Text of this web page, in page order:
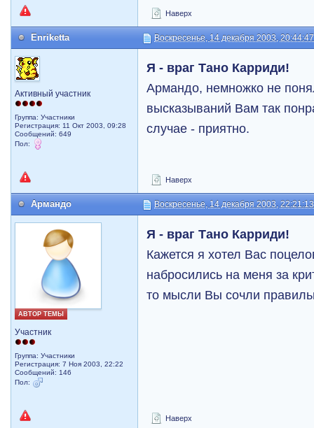
Наверх
Enriketta Воскресенье, 14 декабря 2003, 20:44:47
Активный участник
Группа: Участники
Регистрация: 11 Окт 2003, 09:28
Сообщений: 649
Пол:
Я - враг Тано Карриди!
Армандо, немножко не
высказываний Вам так
случае - приятно.
Наверх
Армандо Воскресенье, 14 декабря 2003, 22:21:13
АВТОР ТЕМЫ
Участник
Группа: Участники
Регистрация: 7 Ноя 2003, 22:22
Сообщений: 146
Пол:
Я - враг Тано Карриди!
Кажется я хотел Вас
набросились на меня за
то мысли Вы сочли
Наверх